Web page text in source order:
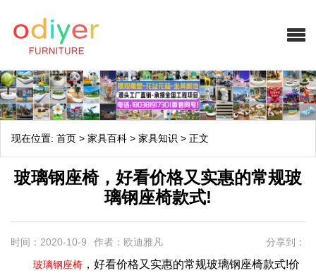
现在位置: 首页 > 家具百科 > 家具知识 > 正文
玻璃钢座椅，好看价格又实惠的常规玻
璃钢座椅款式!
时间：2020-10-9 作者：欧迪雅凡
分享到：
玻璃钢座椅 ，好看价格又实惠的常规玻璃钢座椅款式!价